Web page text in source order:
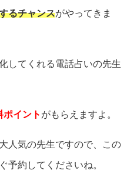
るチャンスがやってきま
してくれる電話占いの先生
イント がもらえますよ。
人気の先生ですので、この
予約してくださいね。